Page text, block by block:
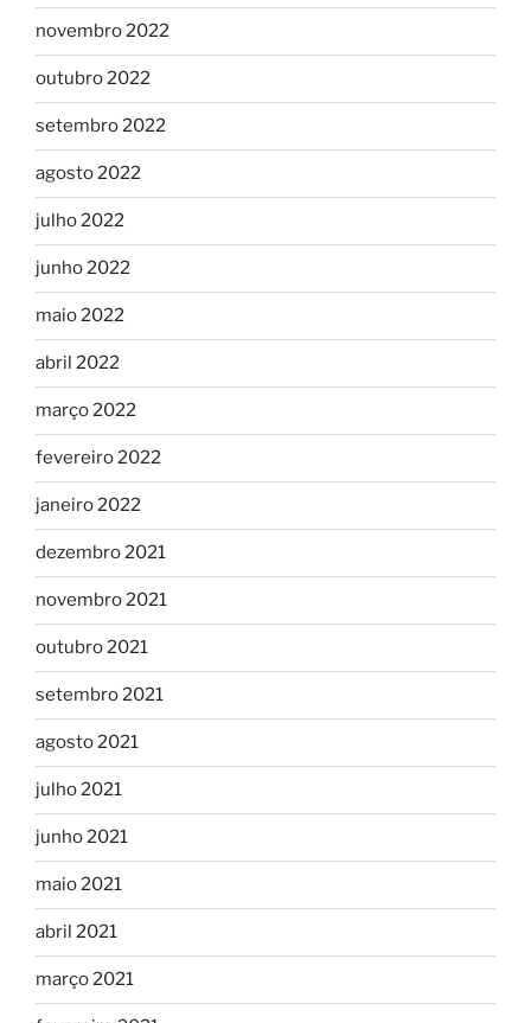
novembro 2022
outubro 2022
setembro 2022
agosto 2022
julho 2022
junho 2022
maio 2022
abril 2022
março 2022
fevereiro 2022
janeiro 2022
dezembro 2021
novembro 2021
outubro 2021
setembro 2021
agosto 2021
julho 2021
junho 2021
maio 2021
abril 2021
março 2021